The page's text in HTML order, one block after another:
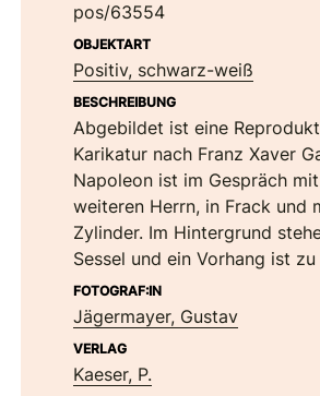
pos/63554
OBJEKTART
Positiv, schwarz-weiß
BESCHREIBUNG
Abgebildet ist eine
Karikatur nach Franz Xaver
Napoleon ist im Gespräch
weiteren Herrn, in Frack und
Zylinder. Im Hintergrund
Sessel und ein Vorhang ist zu
FOTOGRAF:IN
Jägermayer, Gustav
VERLAG
Kaeser, P.